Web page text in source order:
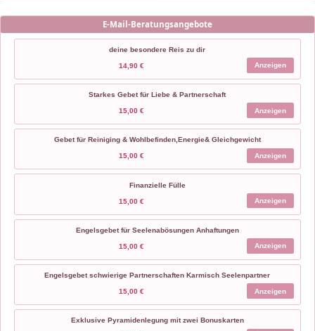
E-Mail-Beratungsangebote
deine besondere Reis zu dir
14,90 € Anzeigen
Starkes Gebet für Liebe & Partnerschaft
15,00 € Anzeigen
Gebet für Reiniging & Wohlbefinden,Energie& Gleichgewicht
15,00 € Anzeigen
Finanzielle Fülle
15,00 € Anzeigen
Engelsgebet für Seelenabösungen Anhaftungen
15,00 € Anzeigen
Engelsgebet schwierige Partnerschaften Karmisch Seelenpartner
15,00 € Anzeigen
Exklusive Pyramidenlegung mit zwei Bonuskarten